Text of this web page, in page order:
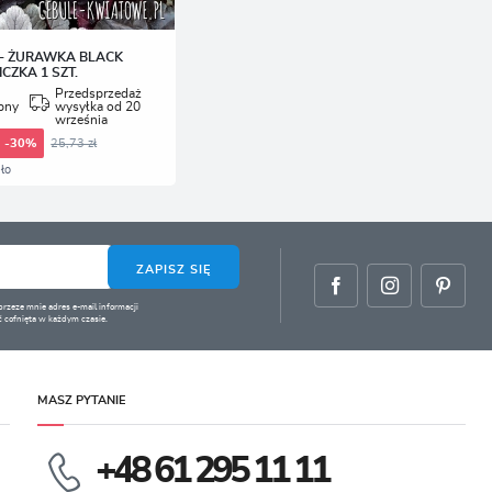
ŻURAWKA BLACK
1 SZT.
Przedsprzedaż
wysyłka od 20
września
-30% 25,73 zł
ZAPISZ SIĘ
mnie adres e-mail informacji
cofnięta w każdym czasie.
MASZ PYTANIE
+48 61 295 11 11